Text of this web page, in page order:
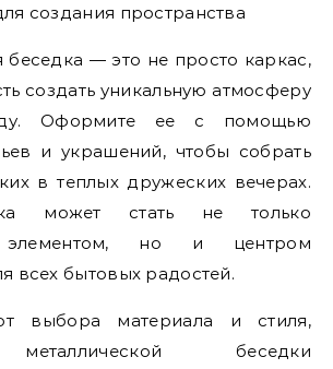
создания пространства
беседка — это не просто каркас,
создать уникальную атмосферу
Оформите ее с помощью
и украшений, чтобы собрать
в теплых дружеских вечерах.
может стать не только
элементом, но и центром
всех бытовых радостей.
выбора материала и стиля,
беседки